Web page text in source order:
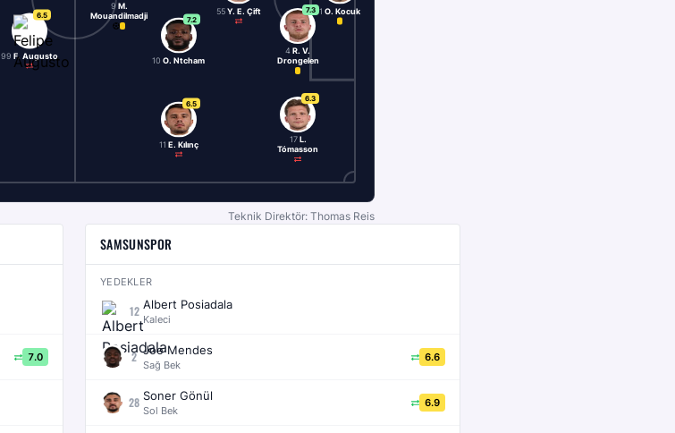
6.5
99 F. Augusto
1 O. Kocuk
7.3
4 R. V.
Drongelen
6.3
17L.
Tómasson
55 Y. E. Çift
7.2
10 O. Ntcham
6.5
11 E. Kılınç
9 M.
Mouandilmadji
Teknik Direktör: Thomas Reis
7.0
SAMSUNSPOR
YEDEKLER
12 Albert Posiadala
Kaleci
2 Joe Mendes
Sağ Bek
6.6
28 Soner Gönül
Sol Bek
6.9